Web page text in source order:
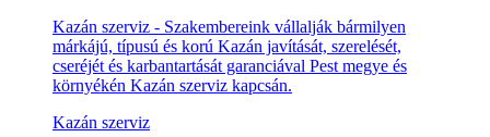
Kazán szerviz - Szakembereink vállalják bármilyen
márkájú, típusú és korú Kazán javítását, szerelését,
cseréjét és karbantartását garanciával Pest megye és
környékén Kazán szerviz kapcsán.
Kazán szerviz